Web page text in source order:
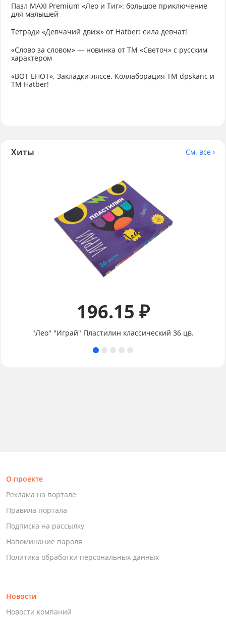
Пазл MAXI Premium «Лео и Тиг»: большое приключение
для малышей
Тетради «Девчачий движ» от Hatber: сила девчат!
«Слово за словом» — новинка от ТМ «Светоч» с русским
характером
«ВОТ ЕНОТ». Закладки-ляссе. Коллаборация TM dpskanc и
ТМ Hatber!
Хиты См. все ›
196.15 ₽
"Лео" "Играй" Пластилин классический 36 цв.
О проекте
Реклама на портале
Правила портала
Подписка на рассылку
Напоминание пароля
Политика обработки персональных данных
Новости
Новости компаний